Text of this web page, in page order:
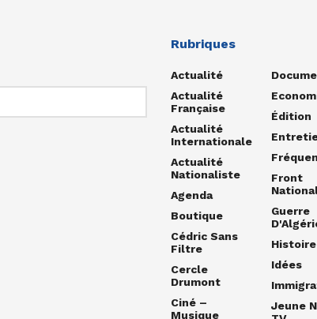
Rubriques
Actualité
Actualité
Française
Actualité
Internationale
Actualité
Nationaliste
Agenda
Boutique
Cédric Sans
Filtre
Cercle
Drumont
Ciné –
Musique
Édition
Front
Guerre
Histoire
Idées
Jeune